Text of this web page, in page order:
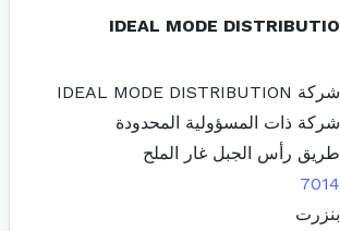
شركة IDEAL MODE DISTRIBUTION
شركة ذات المسؤولية المحدودة
طريق رأس الجبل غار الملح
7014
بنزرت